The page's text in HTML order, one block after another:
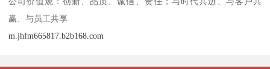
赢、与员工共享
m.jhfm665817.b2b168.com